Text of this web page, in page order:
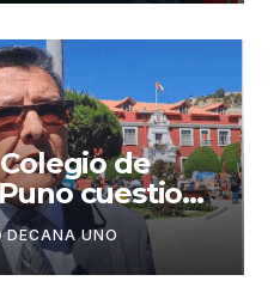
de
cuestiona
seguridad
DECANA UNO